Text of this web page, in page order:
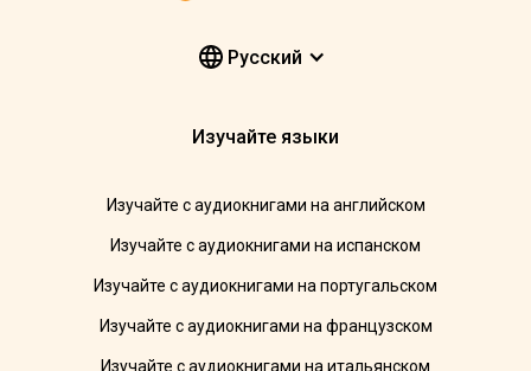
Pусский
Изучайте языки
Изучайте с аудиокнигами на английском
Изучайте с аудиокнигами на испанском
Изучайте с аудиокнигами на португальском
Изучайте с аудиокнигами на французском
Изучайте с аудиокнигами на итальянском